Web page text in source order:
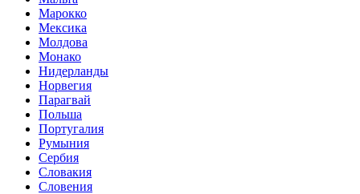
Марокко
Мексика
Молдова
Монако
Нидерланды
Норвегия
Парагвай
Польша
Португалия
Румыния
Сербия
Словакия
Словения